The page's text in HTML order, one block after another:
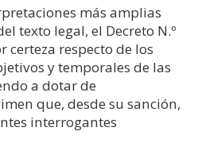
más amplias
texto legal, el Decreto N.º
certeza respecto de los
y temporales de las
a dotar de
que, desde su sanción,
interrogantes